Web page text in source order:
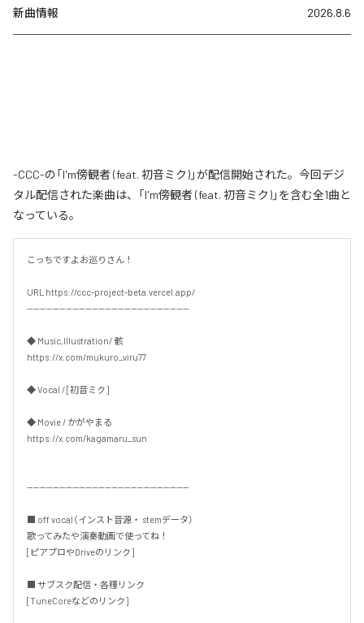
新曲情報 2026.8.6
-CCC-の「I'm傍観者 (feat. 初音ミク)」が配信開始された。今回デジ
タル配信された楽曲は、「I'm傍観者 (feat. 初音ミク)」を含む全1曲と
なっている。
こっちですよお巡りさん！
URL https://ccc-project-beta.vercel.app/
--------------------------------------------------
◆ Music,Illustration/ 骸
https://x.com/mukuro_viru77
◆ Vocal / [初音ミク]
◆ Movie / かがやまる
https://x.com/kagamaru_sun
--------------------------------------------------
■ off vocal（インスト音源・ stemデータ）
歌ってみたや演奏動画で使ってね！
[ピアプロやDriveのリンク]
■ サブスク配信・各種リンク
[TuneCoreなどのリンク]